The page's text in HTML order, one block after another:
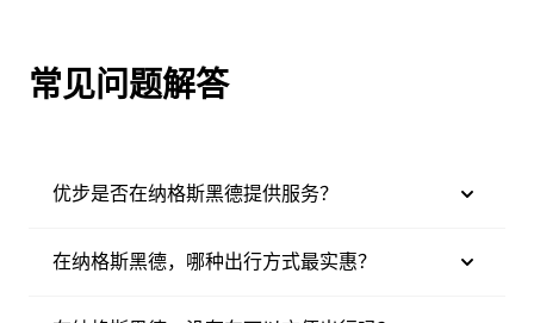
常见问题解答
优步是否在纳格斯黑德提供服务？
在纳格斯黑德，哪种出行方式最实惠？